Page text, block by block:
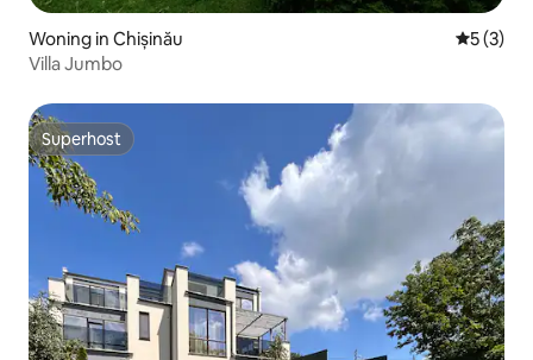
Woning in Chișinău
5 (3)
Villa Jumbo
Superhost
Superhost